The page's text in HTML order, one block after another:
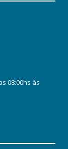
08:00hs às